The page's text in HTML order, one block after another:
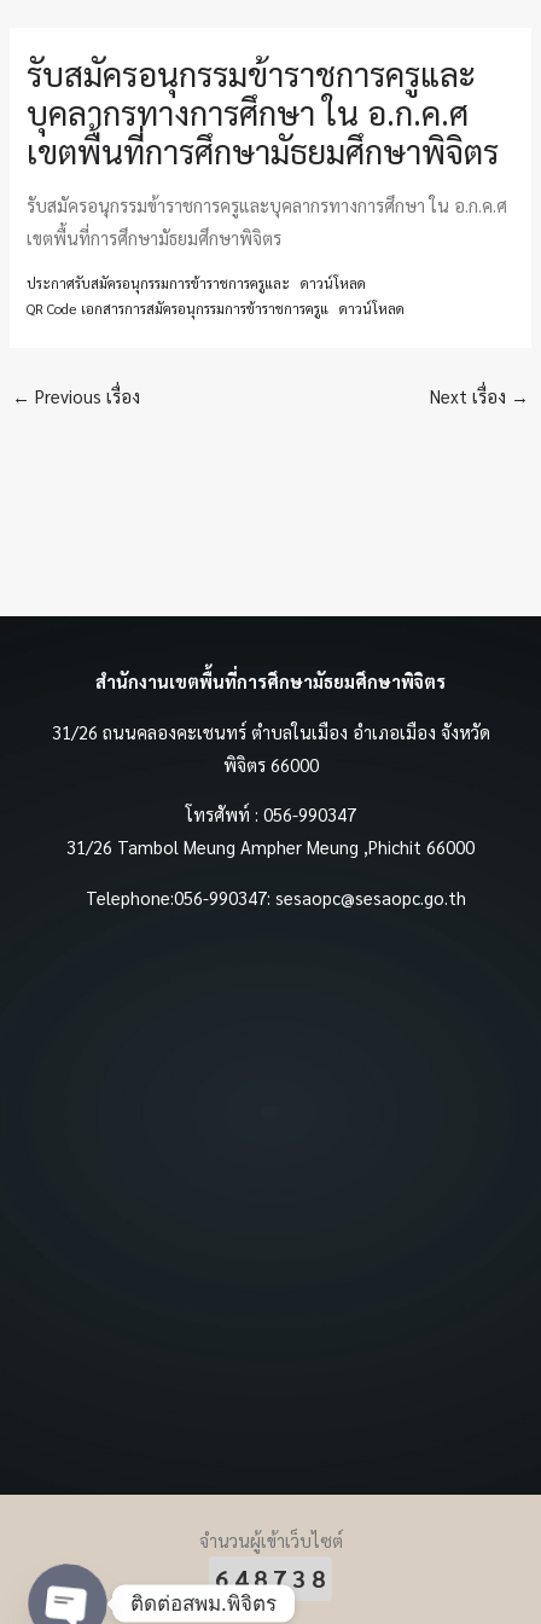
รับสมัครอนุกรรมข้าราชการครูและ
บุคลากรทางการศึกษา ใน อ.ก.ค.ศ
เขตพื้นที่การศึกษามัธยมศึกษาพิจิตร
รับสมัครอนุกรรมข้าราชการครูและบุคลากรทางการศึกษา ใน อ.ก.ค.ศ
เขตพื้นที่การศึกษามัธยมศึกษาพิจิตร
ประกาศรับสมัครอนุกรรมการข้าราชการครูและ
ดาวน์โหลด
QR Code เอกสารการสมัครอนุกรรมการข้าราชการครูแ
ดาวน์โหลด
← Previous เรื่อง Next เรื่อง →
สำนักงานเขตพื้นที่การศึกษามัธยมศึกษาพิจิตร
31/26 ถนนคลองคะเชนทร์ ตำบลในเมือง อำเภอเมือง จังหวัด
พิจิตร 66000
โทรศัพท์ : 056-990347
31/26 Tambol Meung Ampher Meung ,Phichit 66000
Telephone:056-990347: sesaopc@sesaopc.go.th
จำนวนผู้เข้าเว็บไซต์
648738
ติดต่อสพม.พิจิตร